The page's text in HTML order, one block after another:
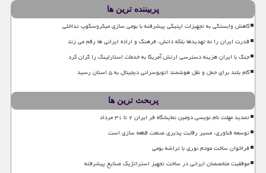
پربیننده ترین ها
کاهش وابستگی به تجهیزات اپتیکی پیشرفته با بومی سازی میکروسکوپ تداخلی
قدرت ایران را نه تهدیدها بلکه دانش، فرهنگ و اراده ایرانی ها رقم می زند
جنگ با ایران هزینه دسترسی ارتش آمریکا به خدمات استارلینک را گران کرد
گام بلند برای حمل و نقل هوشمند اتوبوسرانی دیجیتال به ۵ استان رسید
پربحث ترین ها
تمدید مهلت نام نویسی دومین نمایشگاه فر ایران ۲ تا ۳۱ مرداد
توسعه فناوری، مسیر رقابت پذیری صنعت قطعه سازی است
فراخوان ساخت مودم نوری با تراشه بومی
موفقیت متخصصان ایرانی در ساخت تجهیز استراتژیک صنایع پیشرفته